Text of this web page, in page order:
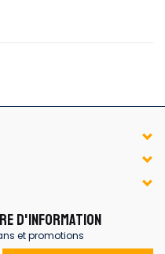
D'INFORMATION
et promotions